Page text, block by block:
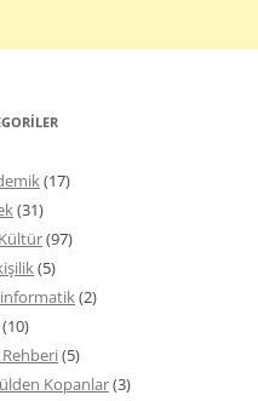
(17)
(31)
(97)
(5)
(2)
(10)
Rehberi(5)
Kopanlar(3)